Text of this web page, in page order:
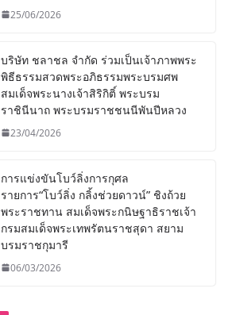
25/06/2026
บริษัท ชลาชล จำกัด ร่วมเป็นเจ้าภาพพระ
พิธีธรรมสวดพระอภิธรรมพระบรมศพ
สมเด็จพระนางเจ้าสิริกิติ์ พระบรม
ราชินีนาถ พระบรมราชชนนีพันปีหลวง
23/04/2026
การแข่งขันโบว์ลิ่งการกุศล
รายการ“โบว์ลิ่ง กลิ้งช่วยดาวน์” ชิงถ้วย
พระราชทาน สมเด็จพระกนิษฐาธิราชเจ้า
กรมสมเด็จพระเทพรัตนราชสุดา สยาม
บรมราชกุมารี
06/03/2026